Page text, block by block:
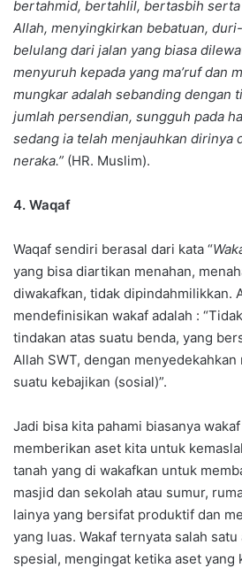
bertahmid, bertahlil, bertasbih serta
Allah, menyingkirkan bebatuan,
belulang dari jalan yang biasa
menyuruh kepada yang ma’ruf dan
mungkar adalah sebanding dengan
jumlah persendian, sungguh pada
sedang ia telah menjauhkan dirinya
neraka.” (HR. Muslim).
4. Waqaf
Waqaf sendiri berasal dari kata “
yang bisa diartikan menahan,
diwakafkan, tidak dipindahmilikkan.
mendefinisikan wakaf adalah :
tindakan atas suatu benda, yang
Allah SWT, dengan menyedekahkan
suatu kebajikan (sosial)”.
Jadi bisa kita pahami biasanya
memberikan aset kita untuk
tanah yang di wakafkan untuk
masjid dan sekolah atau sumur,
lainya yang bersifat produktif dan
yang luas. Wakaf ternyata salah
spesial, mengingat ketika aset yang